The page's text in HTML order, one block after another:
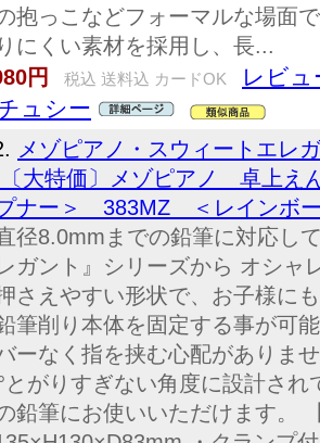
抱っこなどフォーマルな場面
にくい素材を採用し、長...
円
税込 送料込 カードOK
レビュ
ュシー
メゾピアノ・スウィートエレ
大特価〕メゾピアノ 卓上え
ナー＞ 383MZ ＜レインボ
径8.0mmまでの鉛筆に対応し
ガント』シリーズから オシャ
さえやすい形状で、お子様に
筆削り本体を固定する事が可
ーなく指を挟む心配がありま
とがりすぎない角度に設計さ
鉛筆にお使いいただけます。